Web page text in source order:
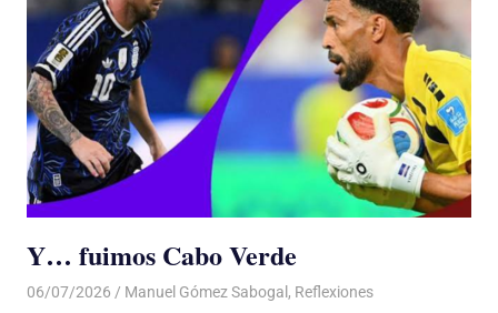
Y… fuimos Cabo Verde
06/07/2026 De todo un Poco
Manuel Gómez Sabogal , Reflexiones